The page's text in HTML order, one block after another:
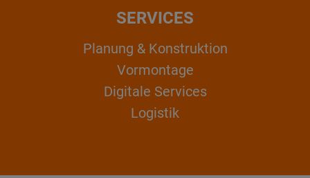
SERVICES
Planung & Konstruktion
Vormontage
Digitale Services
Logistik